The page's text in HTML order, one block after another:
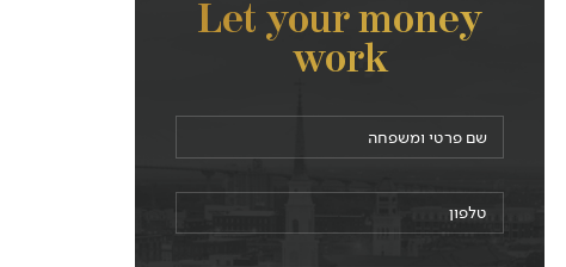
Let your money
work
שם פרטי ומשפחה (חובה)
טלפון (חובה)